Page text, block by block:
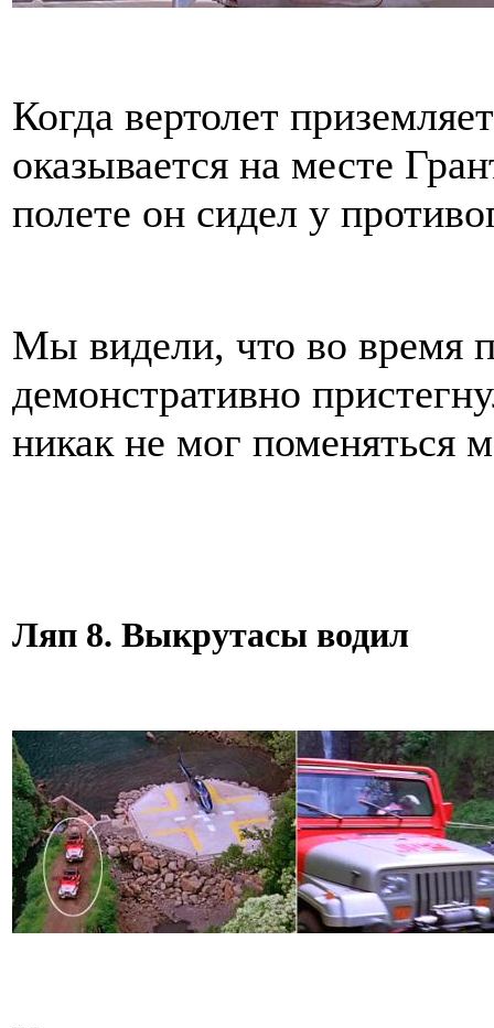
Когда вертолет
оказывается на месте
полете он сидел у
Мы видели, что во время
демонстративно
никак не мог поменяться
Ляп 8. Выкрутасы водил